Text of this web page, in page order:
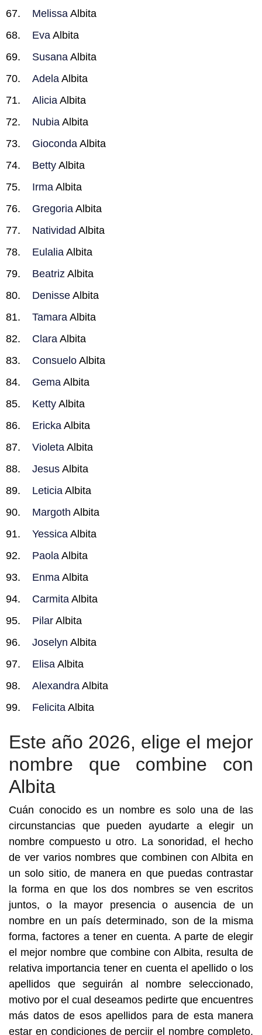
Melissa Albita
Eva Albita
Susana Albita
Adela Albita
Alicia Albita
Nubia Albita
Gioconda Albita
Betty Albita
Irma Albita
Gregoria Albita
Natividad Albita
Eulalia Albita
Beatriz Albita
Denisse Albita
Tamara Albita
Clara Albita
Consuelo Albita
Gema Albita
Ketty Albita
Ericka Albita
Violeta Albita
Jesus Albita
Leticia Albita
Margoth Albita
Yessica Albita
Paola Albita
Enma Albita
Carmita Albita
Pilar Albita
Joselyn Albita
Elisa Albita
Alexandra Albita
Felicita Albita
Este año 2026, elige el mejor
nombre que combine con
Albita
Cuán conocido es un nombre es solo una de las
circunstancias que pueden ayudarte a elegir un
nombre compuesto u otro. La sonoridad, el hecho
de ver varios nombres que combinen con Albita en
un solo sitio, de manera en que puedas contrastar
la forma en que los dos nombres se ven escritos
juntos, o la mayor presencia o ausencia de un
nombre en un país determinado, son de la misma
forma, factores a tener en cuenta. A parte de elegir
el mejor nombre que combine con Albita, resulta de
relativa importancia tener en cuenta el apellido o los
apellidos que seguirán al nombre seleccionado,
motivo por el cual deseamos pedirte que encuentres
más datos de esos apellidos para de esta manera
estar en condiciones de perciir el nombre completo.